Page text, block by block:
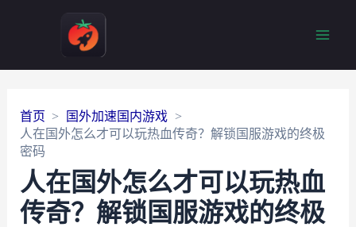
首页
国外加速国内游戏
人在国外怎么才可以玩热血传奇？解锁国服游戏的终极
密码
人在国外怎么才可以玩热血
传奇？解锁国服游戏的终极